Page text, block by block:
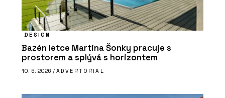
DESIGN
Bazén letce Martina Šonky pracuje s
prostorem a splývá s horizontem
10. 6. 2026 / ADVERTORIAL